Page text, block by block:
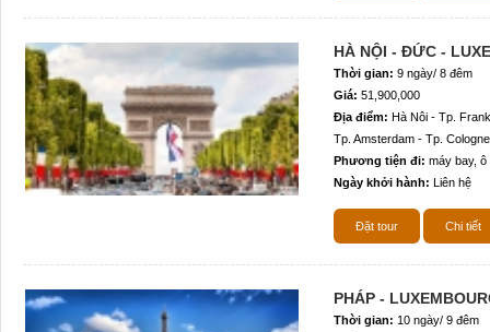
HÀ NỘI - ĐỨC -
Thời gian: 9 ngày/ 8 đêm
Giá: 51,900,000
Địa điểm: Hà Nôi - Tp.
Tp. Amsterdam - Tp.
Phương tiện đi: máy bay, ô
Ngày khởi hành: Liên hệ
Đặt tour Chi tiết
PHÁP -
Thời gian: 10 ngày/ 9 đêm